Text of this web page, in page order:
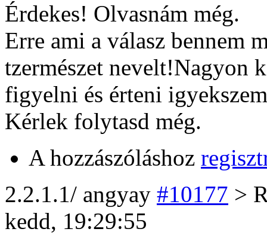
Érdekes! Olvasnám még.
Erre ami a válasz bennem
tzermészet nevelt!Nagyon
figyelni és érteni
Kérlek folytasd még.
A hozzászóláshoz
2.2.1.1/ angyay #10177 >
kedd, 19:29:55